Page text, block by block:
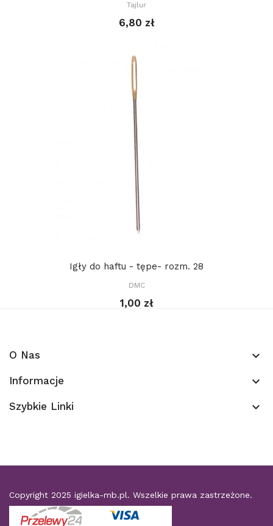
Tajlur
6,80 zł
Igły do haftu - tępe- rozm. 28
DMC
1,00 zł
O Nas keyboard_arrow_down
Informacje keyboard_arrow_down
Szybkie Linki keyboard_arrow_down
Copyright 2025 igielka-mb.pl. Wszelkie prawa zastrzeżone.